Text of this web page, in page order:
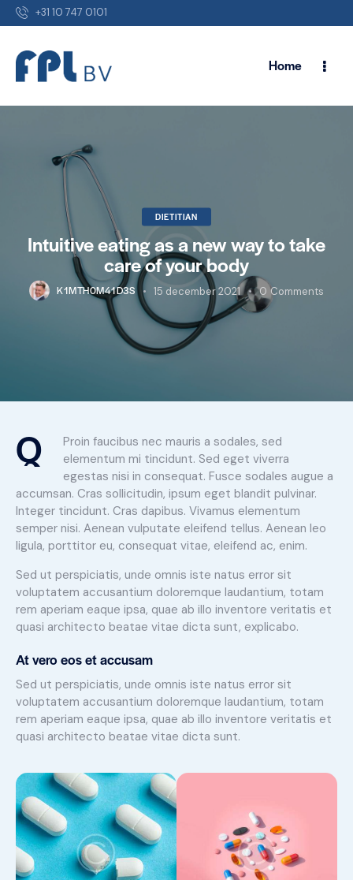
+31 10 747 0101
Home
DIETITIAN
Intuitive eating as a new way to take
care of your body
K1MTH0M41D3S 15 december 2021 0 Comments
Q
Proin faucibus nec mauris a sodales, sed
elementum mi tincidunt. Sed eget viverra
egestas nisi in consequat. Fusce sodales augue a
accumsan. Cras sollicitudin, ipsum eget blandit pulvinar.
Integer tincidunt. Cras dapibus. Vivamus elementum
semper nisi. Aenean vulputate eleifend tellus. Aenean leo
ligula, porttitor eu, consequat vitae, eleifend ac, enim.
Sed ut perspiciatis, unde omnis iste natus error sit
voluptatem accusantium doloremque laudantium, totam
rem aperiam eaque ipsa, quae ab illo inventore veritatis et
quasi architecto beatae vitae dicta sunt, explicabo.
At vero eos et accusam
Sed ut perspiciatis, unde omnis iste natus error sit
voluptatem accusantium doloremque laudantium, totam
rem aperiam eaque ipsa, quae ab illo inventore veritatis et
quasi architecto beatae vitae dicta sunt.